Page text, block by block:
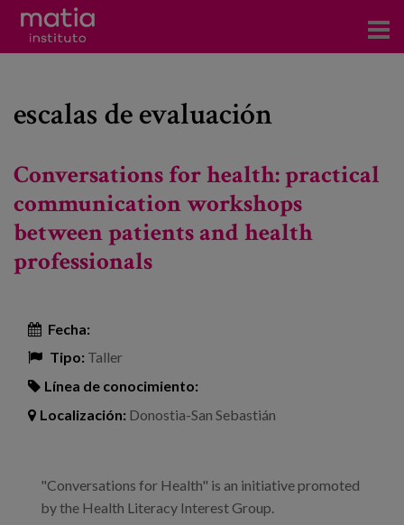
Investigación
Participación en foros
Consultoría
Formación
Noticias
Blog
Trabaja con nosotros
escalas de evaluación
Conversations for health: practical
communication workshops
between patients and health
professionals
Fecha:
Tipo: Taller
Línea de conocimiento:
Localización: Donostia-San Sebastián
"Conversations for Health" is an initiative promoted
by the Health Literacy Interest Group.